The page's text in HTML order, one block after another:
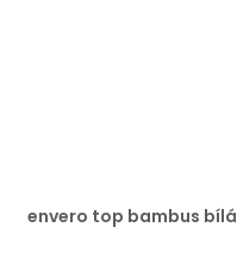
envero top bambus bílá